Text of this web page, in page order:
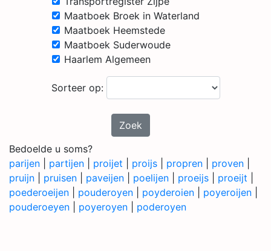
Maatboek Broek in Waterland
Maatboek Heemstede
Maatboek Suderwoude
Haarlem Algemeen
Sorteer op:
Zoek
Bedoelde u soms?
parijen
partijen proijet proijs propren proven
pruijn
pruisen paveijen poelijen proeijs proeijt
poederoeijen
pouderoyen poyderoien poyeroijen
pouderoeyen
poyeroyen poderoyen